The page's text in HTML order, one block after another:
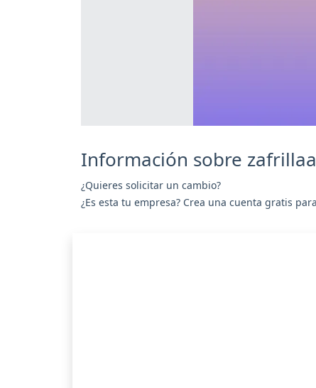
Información sobre
¿Quieres solicitar un cambio?
¿Es esta tu empresa? Crea una cuenta gratis